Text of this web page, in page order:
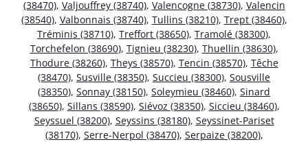
(38470), Valjouffrey (38740), Valencogne (38730), Valencin
(38540), Valbonnais (38740), Tullins (38210), Trept (38460),
Tréminis (38710), Treffort (38650), Tramolé (38300),
Torchefelon (38690), Tignieu (38230), Thuellin (38630),
Thodure (38260), Theys (38570), Tencin (38570), Têche
(38470), Susville (38350), Succieu (38300), Sousville
(38350), Sonnay (38150), Soleymieu (38460), Sinard
(38650), Sillans (38590), Siévoz (38350), Siccieu (38460),
Seyssuel (38200), Seyssins (38180), Seyssinet-Pariset
(38170), Serre-Nerpol (38470), Serpaize (38200),